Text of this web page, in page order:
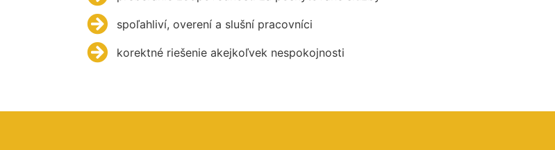
spoľahliví, overení a slušní pracovníci
korektné riešenie akejkoľvek nespokojnosti